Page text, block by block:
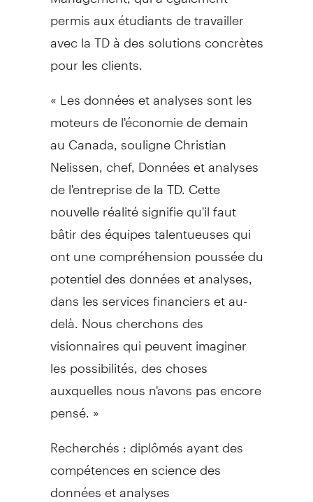
permis aux étudiants de travailler
avec la TD à des solutions concrètes
pour les clients.
« Les données et analyses sont les
moteurs de l'économie de demain
au Canada , souligneChristian
Nelissen , chef, Données et analyses
de l'entreprise de la TD. Cette
nouvelle réalité signifie qu'il faut
bâtir des équipes talentueuses qui
ont une compréhension poussée du
potentiel des données et analyses,
dans les services financiers et au-
delà. Nous cherchons des
visionnaires qui peuvent imaginer
les possibilités, des choses
auxquelles nous n'avons pas encore
pensé. »
Recherchés : diplômés ayant des
compétences en science des
données et analyses